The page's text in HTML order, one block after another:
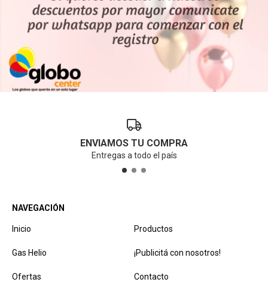
ENVIAMOS TU COMPRA
Entregas a todo el país
NAVEGACIÓN
Inicio Productos
Gas Helio ¡Publicitá con nosotros!
Ofertas Contacto